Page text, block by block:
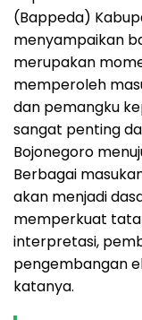
(Bappeda)
menyampaikan
merupakan
memperoleh
dan pemangku
sangat penting
Bojonegoro
Berbagai
akan menjadi
memperkuat tata
interpretasi,
pengembangan
katanya.